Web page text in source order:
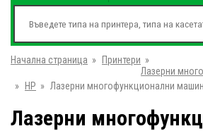
Начална страница » Принтери »
Лазерни
»
HP » Лазерни многофункционални
Лазерни